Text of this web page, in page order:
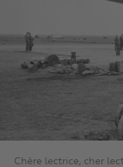
Chère lectrice, cher